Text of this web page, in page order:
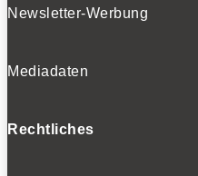
Newsletter-Werbung
Mediadaten
Rechtliches